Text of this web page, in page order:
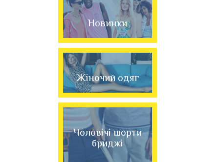
Новинки
Жіночий одяг
Чоловічі шорти
бриджі